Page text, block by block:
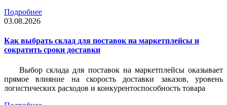
Подробнее
03.08.2026
Как выбрать склад для поставок на маркетплейсы и
сократить сроки доставки
Выбор склада для поставок на маркетплейсы оказывает
прямое влияние на скорость доставки заказов, уровень
логистических расходов и конкурентоспособность товара